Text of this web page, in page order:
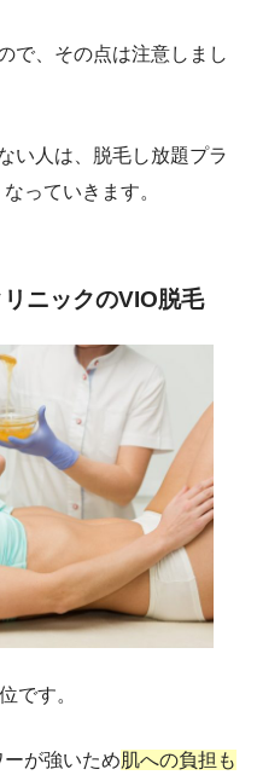
で、その点は注意しまし
い人は、脱毛し放題プラ
っていきます。
ニックのVIO脱毛
です。
が強いため 肌への負担も